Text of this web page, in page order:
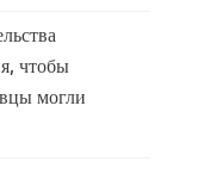
чтобы
могли